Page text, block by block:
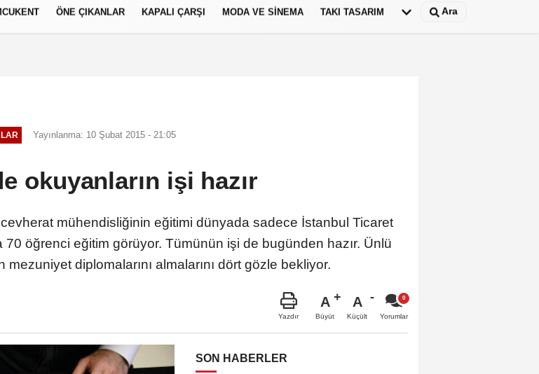
Français русский Spanish Deutsch
ÖNE ÇIKANLAR KAPALI ÇARŞI MODA VE SINEMA TAKI TASARIM Ara
Yayınlanma: 10 Şubat 2015 - 21:05
okuyanların işi hazır
mühendisliğinin eğitimi dünyada sadece İstanbul Ticaret
öğrenci eğitim görüyor. Tümünün işi de bugünden hazır. Ünlü
diplomalarını almalarını dört gözle bekliyor.
Yazdır
A
Büyüt
A
Küçült Yorumlar
SON HABERLER